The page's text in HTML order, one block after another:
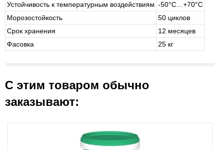
Устойчивость к температурным воздействиям -50°С…+70°С
Морозостойкость
50 циклов
Срок хранения
12 месяцев
Фасовка
25 кг
С этим товаром обычно
заказывают: